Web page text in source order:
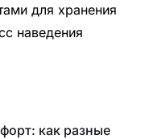
для хранения
наведения
как разные